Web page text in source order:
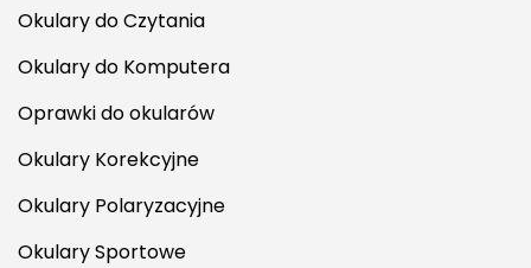
Okulary do Czytania
Okulary do Komputera
Oprawki do okularów
Okulary Korekcyjne
Okulary Polaryzacyjne
Okulary Sportowe